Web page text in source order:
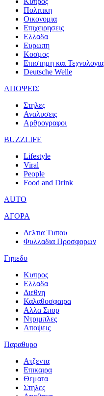
Πολιτικη
Οικονομια
Επιχειρησεις
Ελλαδα
Ευρωπη
Κοσμος
Επιστημη και Τεχνολογια
Deutsche Welle
ΑΠΟΨΕΙΣ
Στηλες
Αναλυσεις
Αρθρογραφοι
BUZZLIFE
Lifestyle
Viral
People
Food and Drink
AUTO
ΑΓΟΡΑ
Δελτια Τυπου
Φυλλαδια Προσφορων
Γηπεδο
Κυπρος
Ελλαδα
Διεθνη
Καλαθοσφαιρα
Αλλα Σπορ
Ντριμπλες
Αποψεις
Παραθυρο
Ατζεντα
Επικαιρα
Θεματα
Στηλες